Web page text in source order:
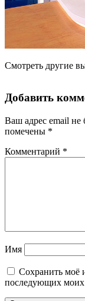
Смотреть другие
Добавить
Ваш адрес email не
помечены *
Комментарий *
Имя
Сохранить моё
последующих моих